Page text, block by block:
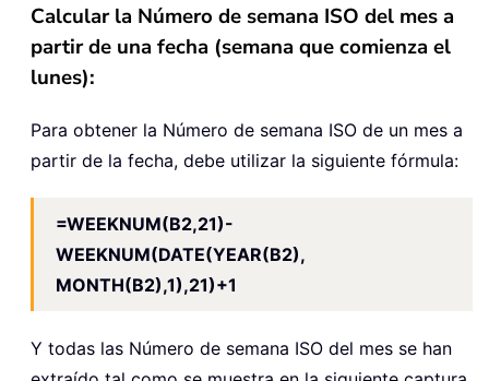
Calcular la Número de semana ISO del mes a
partir de una fecha (semana que comienza el
lunes):
Para obtener la Número de semana ISO de un mes a
partir de la fecha, debe utilizar la siguiente fórmula:
=WEEKNUM(B2,21)-
WEEKNUM(DATE(YEAR(B2),
MONTH(B2),1),21)+1
Y todas las Número de semana ISO del mes se han